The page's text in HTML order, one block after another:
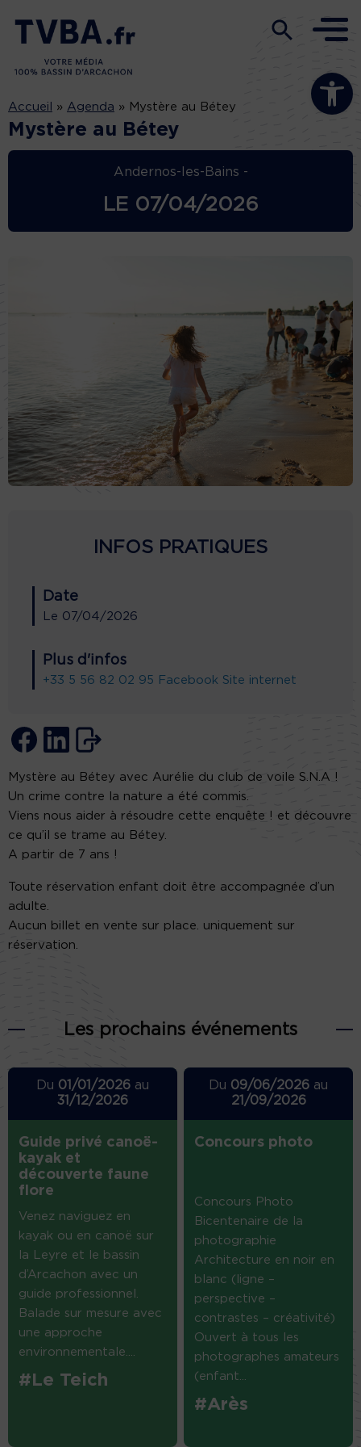
Ouvrir la
Accueil » Agenda » Mystère au Bétey
Mystère au Bétey
Andernos-les-Bains -
LE 07/04/2026
INFOS PRATIQUES
Date
Le 07/04/2026
Plus d'infos
+33 5 56 82 02 95 Facebook Site internet
Mystère au Bétey avec Aurélie du club de voile S.N.A !
Un crime contre la nature a été commis.
Viens nous aider à résoudre cette enquête ! et découvre
ce qu’il se trame au Bétey.
A partir de 7 ans !
Toute réservation enfant doit être accompagnée d’un
adulte.
Aucun billet en vente sur place. uniquement sur
réservation.
Les prochains événements
Du 01/01/2026au
31/12/2026
Guide privé canoë-
kayak et
découverte faune
flore
Venez naviguez en
kayak ou en canoë sur
la Leyre et le bassin
d’Arcachon avec un
guide professionnel.
Balade sur mesure avec
une approche
environnementale....
#Le Teich
Du 09/06/2026 au
21/09/2026
Concours photo
Concours Photo
Bicentenaire de la
photographie
Architecture en noir en
blanc (ligne –
perspective –
contrastes – créativité)
Ouvert à tous les
photographes amateurs
(enfant...
#Arès